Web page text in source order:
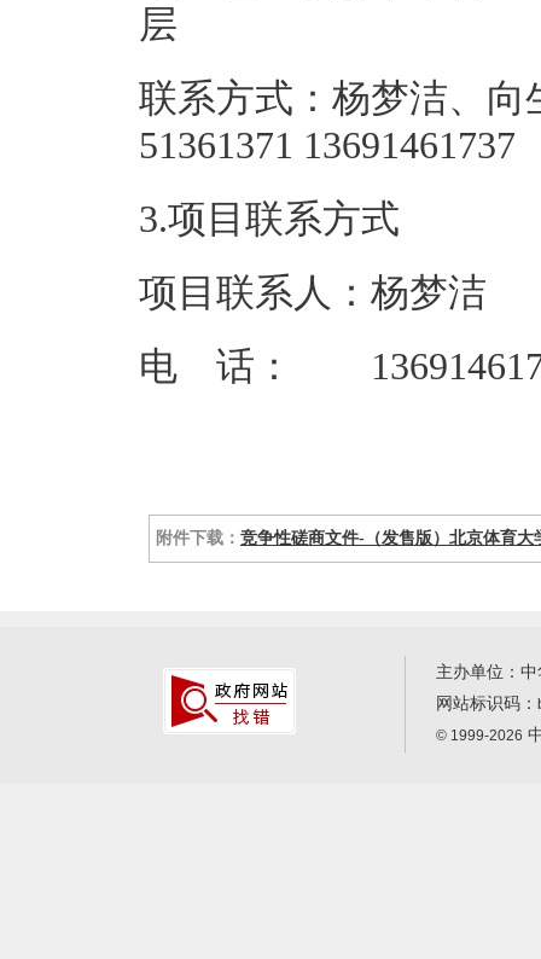
联系方式：杨梦洁、向
51361371
3.项目联系方式
项目联系人：杨梦洁
电 话：
附件下载： 竞争性磋商文件-（发售版）北京体育大
主办单位：
网站标识码：
© 1999-2026